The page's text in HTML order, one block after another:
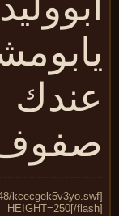
HEIGHT=250[/